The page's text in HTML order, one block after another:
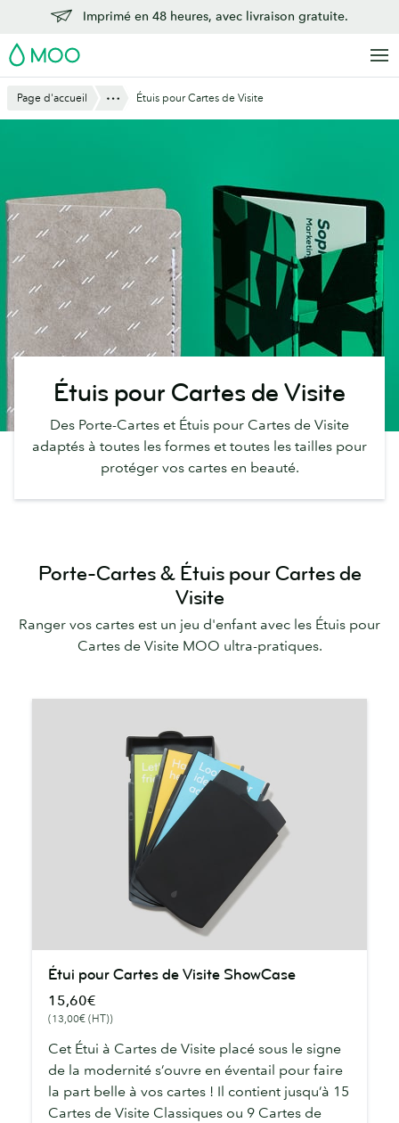
contenu
principal
Imprimé en 48 heures, avec livraison gratuite.
MOO
Page d'accueil Montre Tout
Étuis pour Cartes de Visite
Étuis pour Cartes de Visite
Des Porte-Cartes et Étuis pour Cartes de Visite
adaptés à toutes les formes et toutes les tailles pour
protéger vos cartes en beauté.
Porte-Cartes & Étuis pour Cartes de
Visite
Ranger vos cartes est un jeu d'enfant avec les Étuis pour
Cartes de Visite MOO ultra-pratiques.
pour
Cartes
Visite
ShowCase
Étui pour Cartes de Visite ShowCase
15,60€
(13,00€ (HT))
Cet Étui à Cartes de Visite placé sous le signe
de la modernité s’ouvre en éventail pour faire
la part belle à vos cartes ! Il contient jusqu’à 15
Cartes de Visite Classiques ou 9 Cartes de